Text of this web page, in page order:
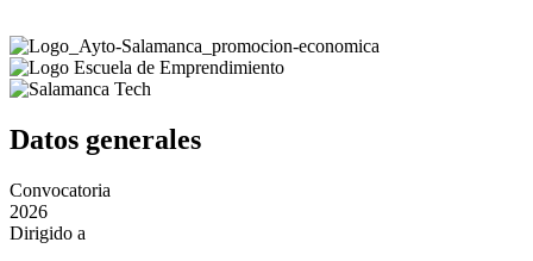
Datos generales
Convocatoria
2026
Dirigido a